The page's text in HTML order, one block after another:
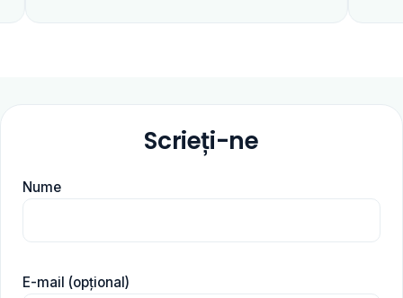
Scrieți-ne
Nume
E-mail (opțional)